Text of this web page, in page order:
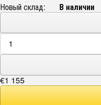
Новый склад:
В наличии
€1 155